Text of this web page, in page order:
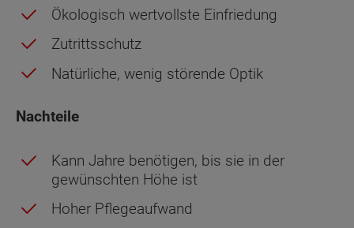
Ökologisch wertvollste Einfriedung
Zutrittsschutz
Natürliche, wenig störende Optik
Nachteile
Kann Jahre benötigen, bis sie in der
gewünschten Höhe ist
Hoher Pflegeaufwand